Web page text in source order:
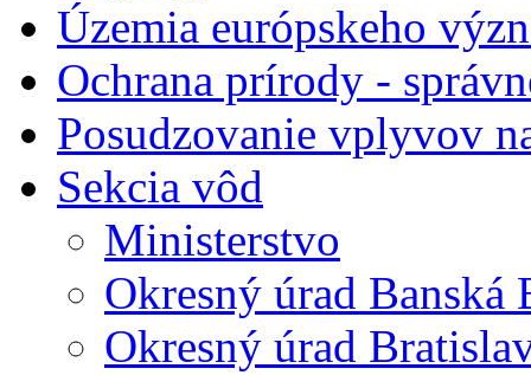
Územia európskeho
Ochrana prírody -
Posudzovanie vplyvov
Sekcia vôd
Ministerstvo
Okresný úrad Banská
Okresný úrad